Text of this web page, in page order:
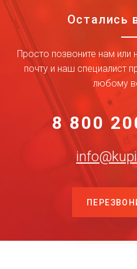
Остались
Просто позвоните нам или
почту и наш специалист
любому
8 800